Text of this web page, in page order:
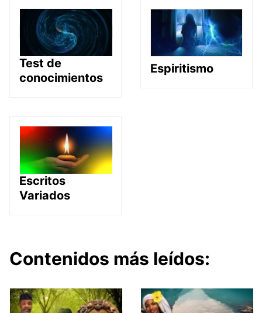
Test de
conocimientos
Espiritismo
Escritos
Variados
Contenidos más leídos: